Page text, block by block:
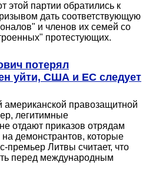
этой партии обратились к
дать соответствующую
и членов их семей со
протестующих.
потерял
уйти, США и ЕС следует
американской правозащитной
легитимные
отдают приказов отрядам
демонстрантов, которые
премьер Литвы считает, что
перед международным